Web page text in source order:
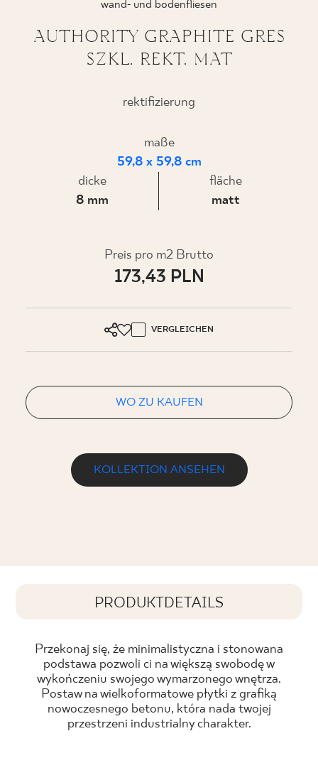
WO ZU KAUFEN
ÜBER UNS
MEIN PROFIL
EN SK DE UK
wand- und bodenfliesen
AUTHORITY GRAPHITE GRES
SZKL. REKT. MAT
rektifizierung
maße
59,8 x 59,8 cm
dicke
8 mm
fläche
matt
Preis pro m2 Brutto
173,43 PLN
VERGLEICHEN
WO ZU KAUFEN
KOLLEKTION ANSEHEN
PRODUKTDETAILS
Przekonaj się, że minimalistyczna i stonowana
podstawa pozwoli ci na większą swobodę w
wykończeniu swojego wymarzonego wnętrza.
Postaw na wielkoformatowe płytki z grafiką
nowoczesnego betonu, która nada twojej
przestrzeni industrialny charakter.